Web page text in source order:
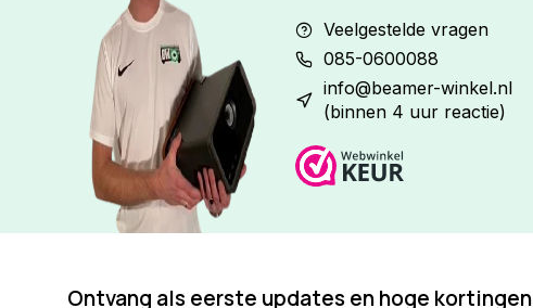
Veelgestelde vragen
085-0600088
info@beamer-winkel.nl
(binnen 4 uur reactie)
Ontvang als eerste updates en hoge kortingen